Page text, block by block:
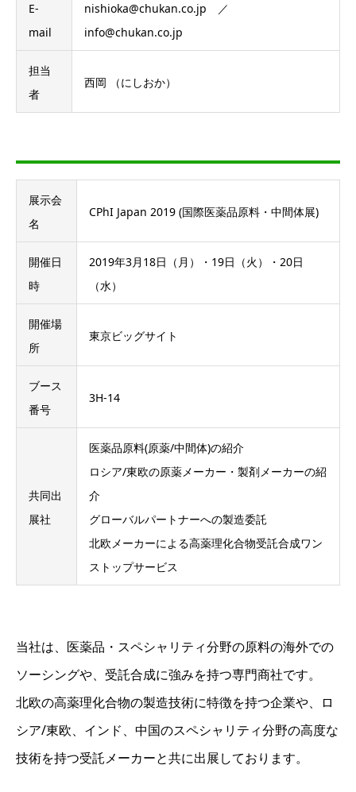
E-
mail
nishioka@chukan.co.jp ／
info@chukan.co.jp
担当
者
西岡 （にしおか）
展示会
名
CPhI Japan 2019 (国際医薬品原料・中間体展)
開催日
時
2019年3月18日（月）・19日（火）・20日
（水）
開催場
所
東京ビッグサイト
ブース
番号
3H-14
共同出
展社
医薬品原料(原薬/中間体)の紹介
ロシア/東欧の原薬メーカー・製剤メーカーの紹
介
グローバルパートナーへの製造委託
北欧メーカーによる高薬理化合物受託合成ワン
ストップサービス
当社は、医薬品・スペシャリティ分野の原料の海外での
ソーシングや、受託合成に強みを持つ専門商社です。
北欧の高薬理化合物の製造技術に特徴を持つ企業や、ロ
シア/東欧、インド、中国のスペシャリティ分野の高度な
技術を持つ受託メーカーと共に出展しております。